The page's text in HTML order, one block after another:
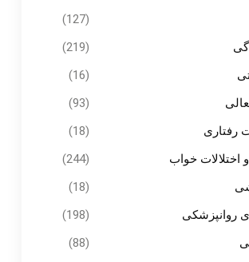
(127)
(219)
(16)
(93)
رفتاری
(18)
اختلالات خواب
(244)
(18)
روانپزشکی
(198)
(88)